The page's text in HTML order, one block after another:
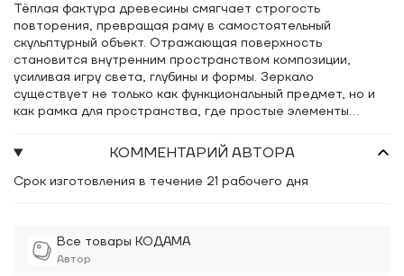
Все товары КОДАМА
Автор
Тёплая фактура древесины смягчает строгость
повторения, превращая раму в самостоятельный
скульптурный объект. Отражающая поверхность
становится внутренним пространством композиции,
усиливая игру света, глубины и формы. Зеркало
существует не только как функциональный предмет, но и
как рамка для пространства, где простые элементы
КОММЕНТАРИЙ АВТОРА
Срок изготовления в течение 21 рабочего дня